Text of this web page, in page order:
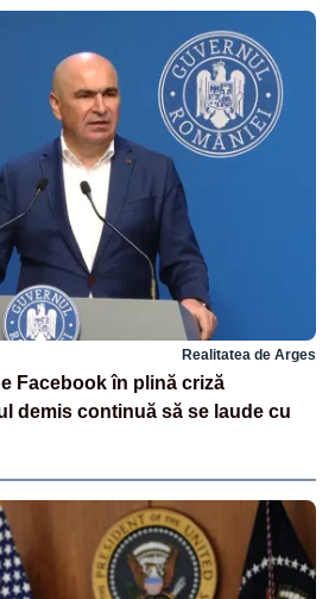
Realitatea de Arges
Facebook în plină criză
demis continuă să se laude cu